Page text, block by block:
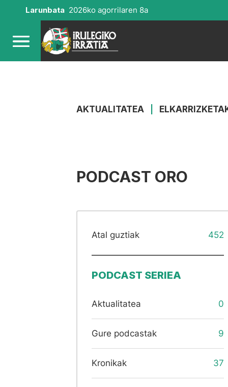
Larunbata 2026ko agorrilaren 8a
AKTUALITATEA
PODCAST ORO
Atal guztiak 452
PODCAST SERIEA
Aktualitatea 0
Gure podcastak 9
Kronikak 37